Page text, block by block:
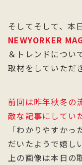
そしてそして、本
NEWYORKER
＆トレンドについ
取材をしていただ
前回は昨年秋冬の
敵な記事にしてい
「わかりやすか
だいたようで嬉し
上の画像は本日の